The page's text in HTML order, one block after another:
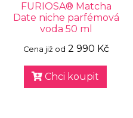
FURIOSA® Matcha
Date niche parfémová
voda 50 ml
Cena již od 2 990 Kč
Chci koupit